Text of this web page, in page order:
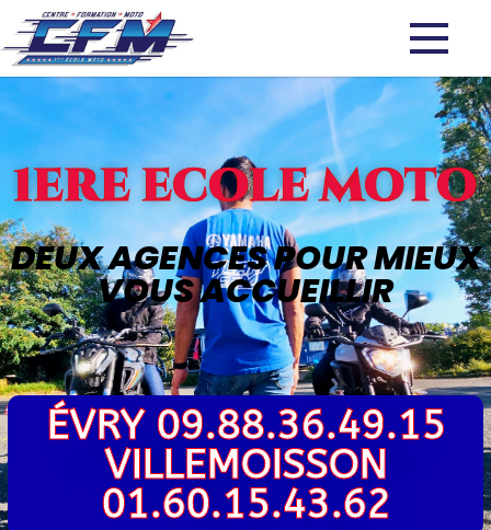
1ERE ECOLE MOTO
DEUX AGENCES POUR MIEUX
VOUS ACCUEILLIR
ÉVRY 09.88.36.49.15
VILLEMOISSON
01.60.15.43.62